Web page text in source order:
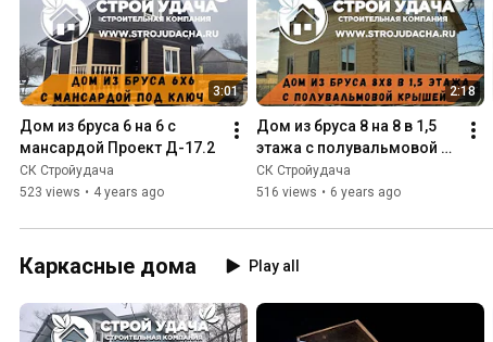
3:01
Дом из бруса 6 на 6 с
мансардой Проект Д-17.2
СК Стройудача
523 views • 4 years ago
2:18
Дом из бруса 8 на 8 в 1,5
этажа с полувальмовой
крышей
СК Стройудача
516 views • 6 years ago
Каркасные дома Play all